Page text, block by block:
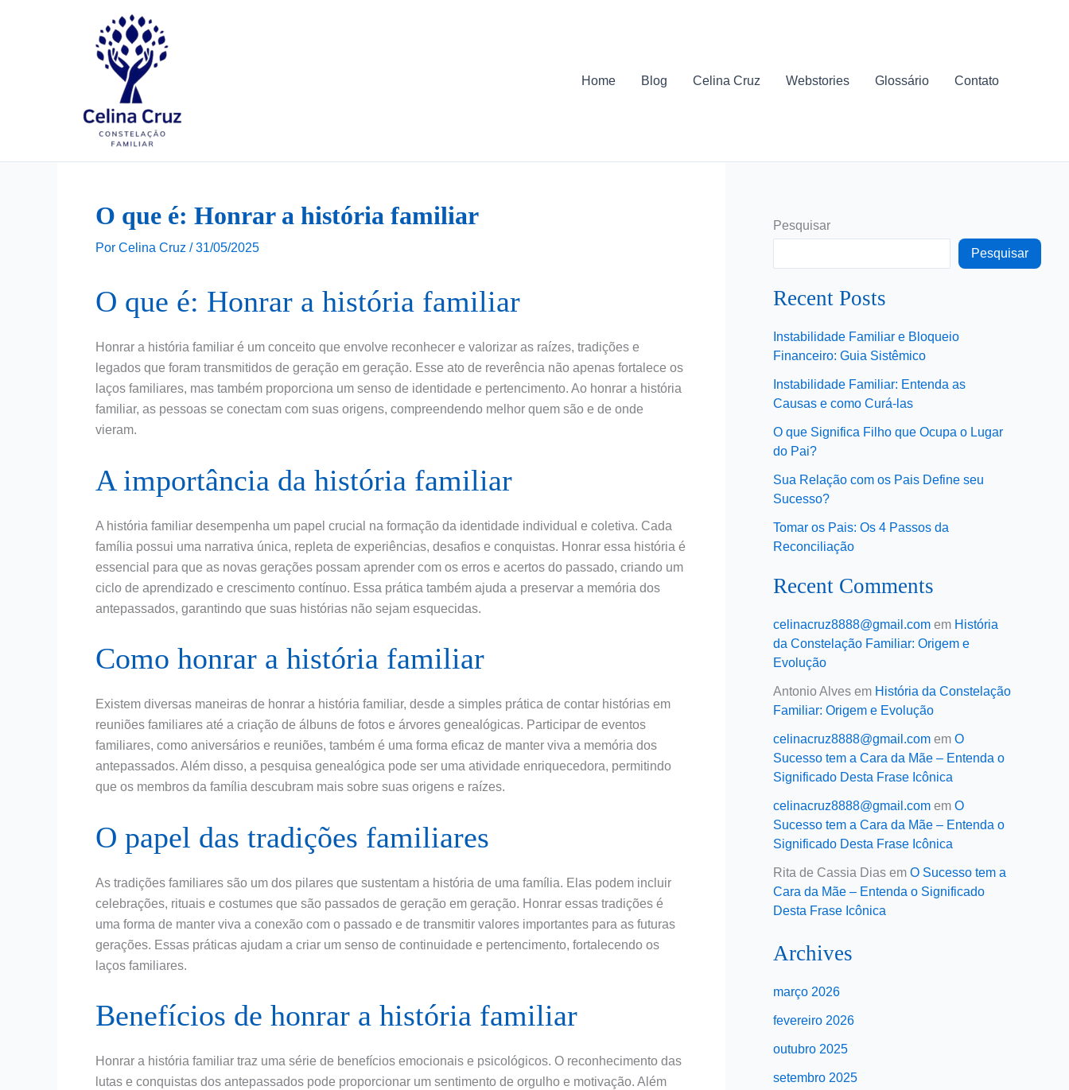
Home Blog Celina Cruz Webstories Glossário Contato
O que é: Honrar a história familiar
Por Celina Cruz /31/05/2025
O que é: Honrar a história familiar
Honrar a história familiar é um conceito que envolve reconhecer e valorizar as raízes, tradições e
legados que foram transmitidos de geração em geração. Esse ato de reverência não apenas fortalece os
laços familiares, mas também proporciona um senso de identidade e pertencimento. Ao honrar a história
familiar, as pessoas se conectam com suas origens, compreendendo melhor quem são e de onde
vieram.
A importância da história familiar
A história familiar desempenha um papel crucial na formação da identidade individual e coletiva. Cada
família possui uma narrativa única, repleta de experiências, desafios e conquistas. Honrar essa história é
essencial para que as novas gerações possam aprender com os erros e acertos do passado, criando um
ciclo de aprendizado e crescimento contínuo. Essa prática também ajuda a preservar a memória dos
antepassados, garantindo que suas histórias não sejam esquecidas.
Como honrar a história familiar
Existem diversas maneiras de honrar a história familiar, desde a simples prática de contar histórias em
reuniões familiares até a criação de álbuns de fotos e árvores genealógicas. Participar de eventos
familiares, como aniversários e reuniões, também é uma forma eficaz de manter viva a memória dos
antepassados. Além disso, a pesquisa genealógica pode ser uma atividade enriquecedora, permitindo
que os membros da família descubram mais sobre suas origens e raízes.
O papel das tradições familiares
As tradições familiares são um dos pilares que sustentam a história de uma família. Elas podem incluir
celebrações, rituais e costumes que são passados de geração em geração. Honrar essas tradições é
uma forma de manter viva a conexão com o passado e de transmitir valores importantes para as futuras
gerações. Essas práticas ajudam a criar um senso de continuidade e pertencimento, fortalecendo os
laços familiares.
Benefícios de honrar a história familiar
Honrar a história familiar traz uma série de benefícios emocionais e psicológicos. O reconhecimento das
lutas e conquistas dos antepassados pode proporcionar um sentimento de orgulho e motivação. Além
Pesquisar
Pesquisar
Recent Posts
Instabilidade Familiar e Bloqueio
Financeiro: Guia Sistêmico
Instabilidade Familiar: Entenda as
Causas e como Curá-las
O que Significa Filho que Ocupa o Lugar
do Pai?
Sua Relação com os Pais Define seu
Sucesso?
Tomar os Pais: Os 4 Passos da
Reconciliação
Recent Comments
celinacruz8888@gmail.com em História
da Constelação Familiar: Origem e
Evolução
Antonio Alves em História da Constelação
Familiar: Origem e Evolução
celinacruz8888@gmail.com em O
Sucesso tem a Cara da Mãe – Entenda o
Significado Desta Frase Icônica
celinacruz8888@gmail.com em O
Sucesso tem a Cara da Mãe – Entenda o
Significado Desta Frase Icônica
Rita de Cassia Dias em O Sucesso tem a
Cara da Mãe – Entenda o Significado
Desta Frase Icônica
Archives
março 2026
fevereiro 2026
outubro 2025
setembro 2025